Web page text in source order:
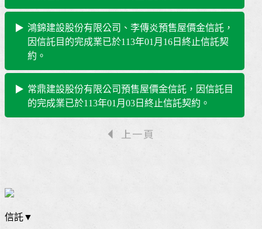
鴻錦建設股份有限公司、李傳炎預售屋價金信託，
因信託目的完成業已於113年01月16日終止信託契
約。
常鼎建設股份有限公司預售屋價金信託，因信託目
的完成業已於113年01月03日終止信託契約。
信託▼